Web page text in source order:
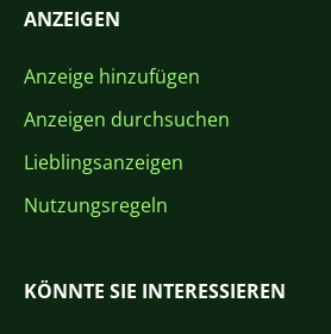
ANZEIGEN
Anzeige hinzufügen
Anzeigen durchsuchen
Lieblingsanzeigen
Nutzungsregeln
KÖNNTE SIE INTERESSIEREN